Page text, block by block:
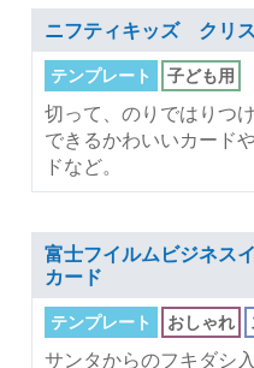
ニフティキッズ クリ
テンプレート 子ども用
切って、のりではりつ
できるかわいいカード
ドなど。
富士フイルムビジネス
カード
テンプレート おしゃれ
サンタからのフキダシ